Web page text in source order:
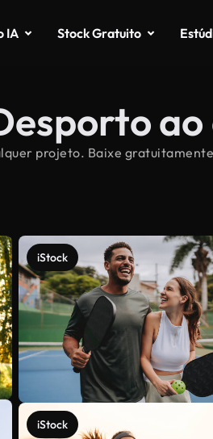
IA Stock Gratuito
projeto. Baixe
iStock
iStock